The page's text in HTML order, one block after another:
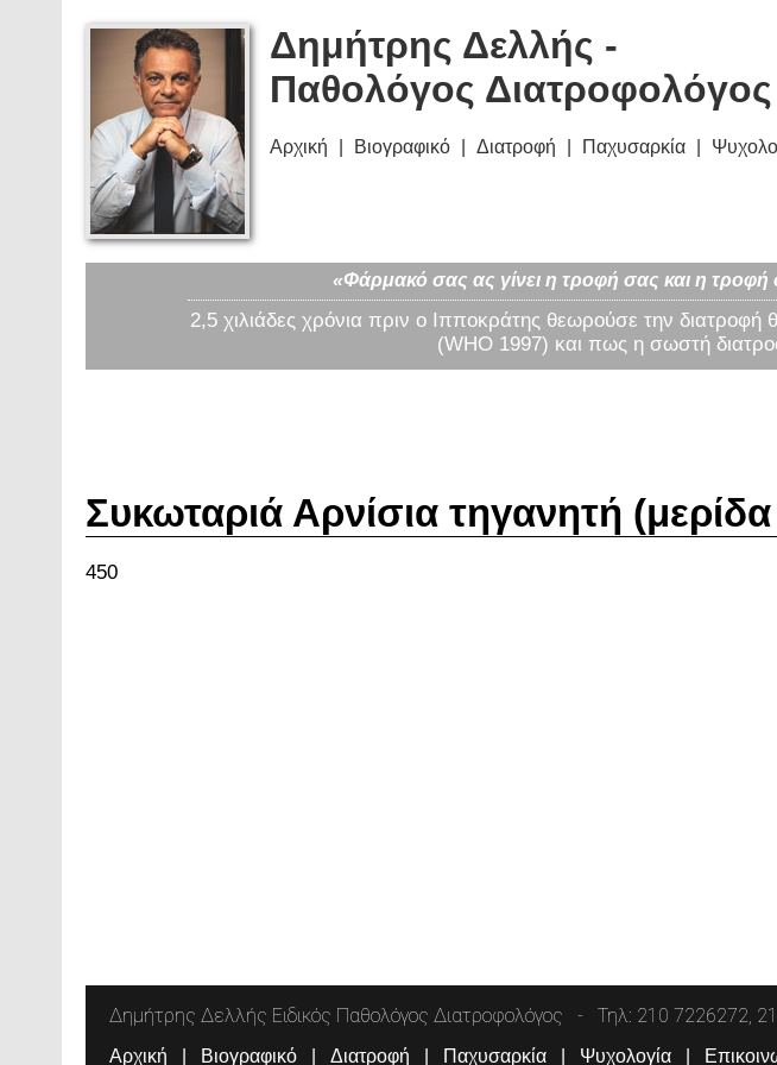
Δημήτρης Δελλής -
Παθολόγος Διατροφολόγος
Αρχική Βιογραφικό Διατροφή Παχυσαρκία
«Φάρμακό σας ας γίνει η τροφή σας και η
2,5 χιλιάδες χρόνια πριν ο Ιπποκράτης θεωρούσε την διατροφή
(WHO 1997) και πως η σωστή
Συκωταριά Αρνίσια τηγανητή
450
Δημήτρης Δελλής Ειδικός Παθολόγος Διατροφολόγος Τηλ: 210 7226272,
Αρχική Βιογραφικό Διατροφή Παχυσαρκία Ψυχολογία